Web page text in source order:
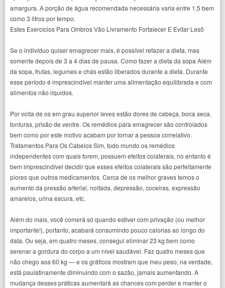
amargura. A porção de água recomendada necessária varia entre 1,5 bem
como 3 litros por tempo.
Estes Exercícios Para Ombros Vão Livramento Fortalecer E Evitar Lesõ
Se o indivíduo quiser emagrecer mais, é possível refazer a dieta, mas
somente depois de 3 a 4 dias de pausa. Como fazer a dieta da sopa Além
da sopa, frutas, legumes e chás estão liberados durante a dieta. Durante
esse período é imprescindível manter uma alimentação equilibrada e com
alimentos não líquidos.
Por volta de os em grau superior leves estão dores de cabeça, boca seca,
tonturas, prisão de ventre. Os remédios para emagrecer são controlados
bem como por este motivo acabam por tornar a pessoa correlativo.
Tratamentos Para Os Cabelos Sim, todo mundo os remédios
independentes com quais forem, possuem efeitos colaterais, no entanto é
bem imprescindível decidir que esses efeitos colaterais são perfeitamente
piores que outros medicamentos. Cerca de os melhor graves temos o
aumento da pressão arterial, noitada, depressão, coceiras, expressão
amarelos, urina escura, etc.
Além do mais, você comerá só quando estiver com privação (ou melhor
importante!), portanto, acabará consumindo pouco calorias ao longo do
data. Ou seja, em quatro meses, consegui eliminar 23 kg bem como
serenar a gordura do corpo a um nível saudável. Faz quatro meses que
não chego aos 60 kg — e os gráficos mostram que meu peso, na verdade,
está paulatinamente diminuindo com o sazão, jamais aumentando. A
mudança desses práticas aumentará as chances com perder e manter o